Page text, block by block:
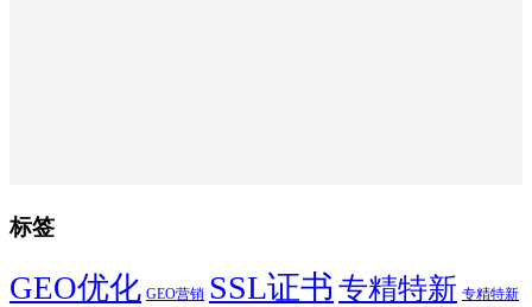
标签
GEO优化 GEO营销 SSL证书 专精特新 专精特新